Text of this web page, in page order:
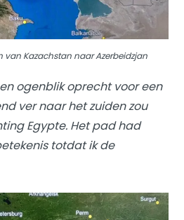
van Kazachstan naar Azerbeidzjan
ogenblik oprecht voor een
ver naar het zuiden zou
Egypte. Het pad had
totdat ik de